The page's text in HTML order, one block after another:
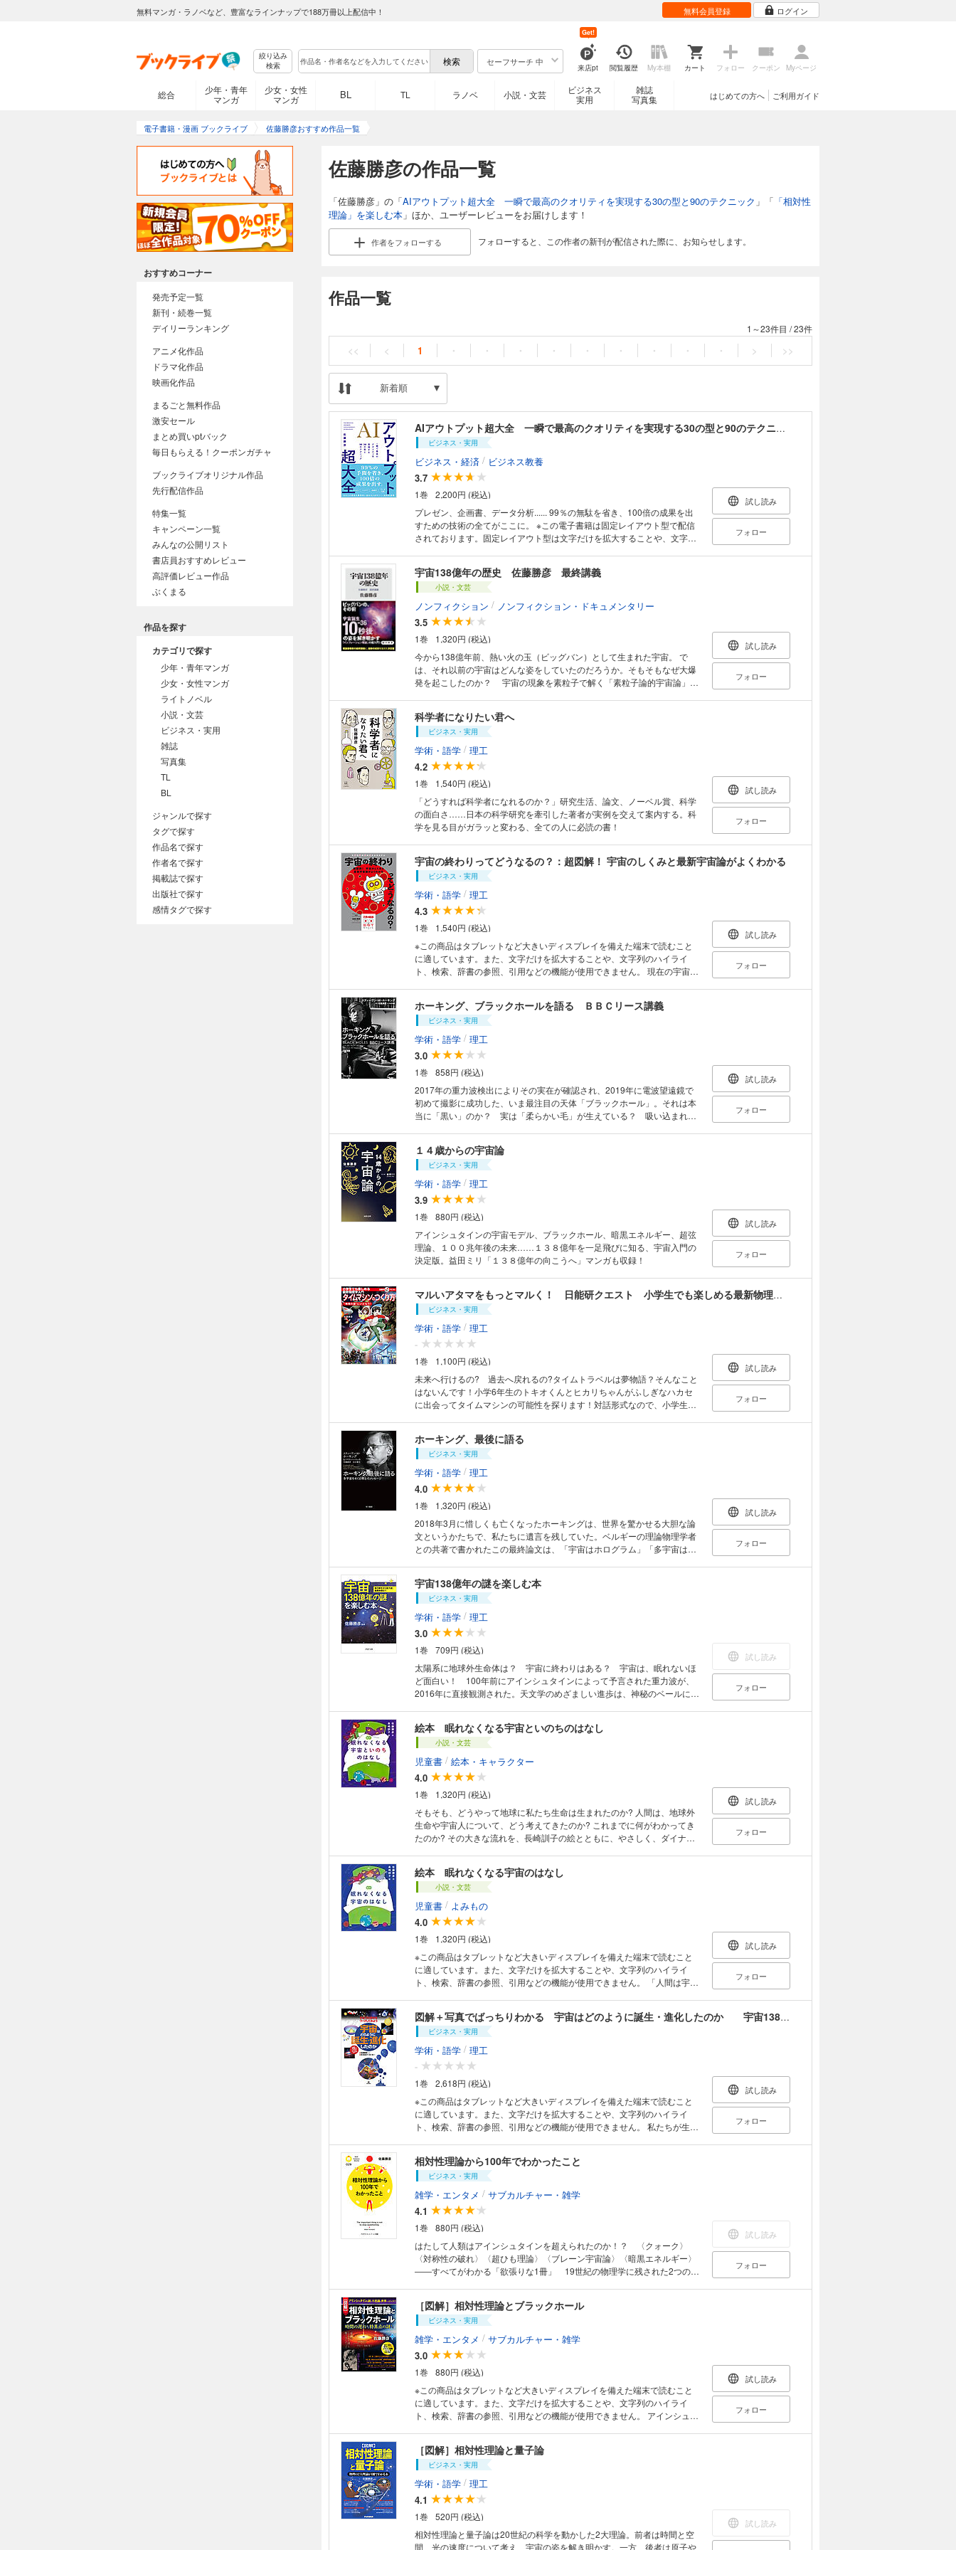
無料マンガ・ラノベなど、豊富なラインナップで188万冊以上配信中！ 無料会員登録 ログイン
絞り込み
検索
セーフサーチ 中
来店pt
Get!
閲覧履歴 My本棚 カート フォロー クーポン Myページ
総合
少年・青年
マンガ
少女・女性
マンガ
BL TL ラノベ 小説・文芸
ビジネス
実用
雑誌
写真集
ご利用ガイド
はじめての方へ
電子書籍・漫画 ブックライブ 佐藤勝彦おすすめ作品一覧
佐藤勝彦の作品一覧
「佐藤勝彦」の「AIアウトプット超大全 一瞬で最高のクオリティを実現する30の型と90のテクニック 」「 「相対性
理論」を楽しむ本 」ほか、ユーザーレビューをお届けします！
作者をフォローする フォローすると、この作者の新刊が配信された際に、お知らせします。
作品一覧
1～23件目 /23件
<< < 1 ・ ・ ・ ・ ・ ・ ・ ・ ・ > >>
新着順
AIアウトプット超大全 一瞬で最高のクオリティを実現する30の型と90のテクニック
ビジネス・実用
ビジネス・経済 / ビジネス教養
3.7
1巻
2,200円 (税込)
プレゼン、企画書、データ分析...... 99％の無駄を省き、100倍の成果を出
すための技術の全てがここに。 ※この電子書籍は固定レイアウト型で配信
されております。固定レイアウト型は文字だけを拡大することや、文字列
で、まるで使い物にならない」 「どの業務をAIに任せればよいか分から
ず、結局自分でやろうとする」 「AIが出力したウソを信じてしまい、恥ず
かしい思いをした」 AI時代のアウトプットに求められるのは「視点」と
「経験」です。 あなたしか知らない情報や、これまでに得た知見をAIと掛
け合わせることで、 AIの回答に人間味と説得力が宿ります。 本書では、AI
アウトプットの生産性とクオリティを劇的に向上させる 30の型と90のテ
クニックをご紹介します。 ※カバー画像が異なる場合があります。
試し読み
フォロー
宇宙138億年の歴史 佐藤勝彦 最終講義
小説・文芸
ノンフィクション / ノンフィクション・ドキュメンタリー
3.5
1巻
1,320円 (税込)
今から138億年前、熱い火の玉（ビッグバン）として生まれた宇宙。 で
は、それ以前の宇宙はどんな姿をしていたのだろうか。そもそもなぜ大爆
発を起こしたのか？ 宇宙の現象を素粒子で解く「素粒子論的宇宙論」に
して益川敏英、小林誠などノーベル賞学者との出会いと共同研究など、研
究の軌跡を辿りながら最新宇宙像に迫る最終講義の全記録。
試し読み
フォロー
科学者になりたい君へ
ビジネス・実用
学術・語学 / 理工
4.2
1巻
1,540円 (税込)
「どうすれば科学者になれるのか？」研究生活、論文、ノーベル賞、科学
の面白さ……日本の科学研究を牽引した著者が実例を交えて案内する。科
学を見る目がガラッと変わる、全ての人に必読の書！
試し読み
フォロー
宇宙の終わりってどうなるの？：超図解！ 宇宙のしくみと最新宇宙論がよくわかる
ビジネス・実用
学術・語学 / 理工
4.3
1巻
1,540円 (税込)
※この商品はタブレットなど大きいディスプレイを備えた端末で読むこと
に適しています。また、文字だけを拡大することや、文字列のハイライ
ト、検索、辞書の参照、引用などの機能が使用できません。 現在の宇宙の
宇宙の謎がどう解かれ、どんな謎が残っているかを楽しんでください」
――東京大学名誉教授 佐藤勝彦（「はじめに」より） 今から138億年
前、宇宙はビッグバンによって誕生しました。 現在、宇宙はどこまでわか
っているのでしょうか。 この先、私たちが住む地球、太陽、そして宇宙は
どうなっていくのでしょうか。 最新の宇宙理論によると、宇宙の終わり
は、 「ゆっくり膨張して冷える」 「1点に集まってつぶれる」 「引き裂か
れてバラバラになる」 「子ども宇宙が生まれる」 などのシナリオが考え
られています。 この本では、現在の地球・太陽系・宇宙の姿、138億年前
の宇宙誕生の瞬間から、10の100乗年後の宇宙の未来までをイラストや写
真でわかりやすく解説しました。 案内役は、物知り「ミライネコ」と、何
でも知りたがり「チュータ」の二人。 壮大な宇宙の歴史に思いをはせなが
ら、最新の宇宙の姿に触れてみてください。 ＜概要＞ Part 1 地球の現
在・過去・未来 地球はどうやって生まれて、どうやって今の姿になったん
地球の素顔や歴史を探っていこう。 Part 2 太陽系の現在・過去・未来 太
陽や太陽系の惑星は、宇宙を漂うガスやちりから生まれたんだ。 今の太陽
は、人間でいえば50歳くらい。 これから老人になって、やがて終わりを
太陽系は、天の川銀河という星の大星団の一員なんだ。 七夕でおなじみの
あの天の川だよ。 天の川銀河の中心には、超巨大ブラックホールが隠れて
いるんだ。 Part 4 宇宙の現在・過去・未来 宇宙は今から約138億年前、
原子よりも小さな存在から生まれたよ。 それからすぐに急膨張して、今も
少しずつ膨張を続けている。 宇宙は果たして、これからどうなるんだろ
う？ ■「子供の科学★ミライサイエンス」シリーズについて 1924年創刊
の月刊誌『子供の科学』が、未来を生きる子供たちにとって大切な科学を
楽しく、わかりやすく紹介するシリーズです。
試し読み
フォロー
ホーキング、ブラックホールを語る ＢＢＣリース講義
ビジネス・実用
学術・語学 / 理工
3.0
1巻
858円 (税込)
2017年の重力波検出によりその実在が確認され、2019年に電波望遠鏡で
初めて撮影に成功した、いま最注目の天体「ブラックホール」。それは本
当に「黒い」のか？ 実は「柔らかい毛」が生えている？ 吸い込まれた
な名講義。理解を助ける楽しいイラスト満載！ 監修:佐藤勝彦
試し読み
フォロー
１４歳からの宇宙論
ビジネス・実用
学術・語学 / 理工
3.9
1巻
880円 (税込)
アインシュタインの宇宙モデル、ブラックホール、暗黒エネルギー、超弦
理論、１００兆年後の未来……１３８億年を一足飛びに知る、宇宙入門の
決定版。益田ミリ「１３８億年の向こうへ」マンガも収録！
試し読み
フォロー
マルいアタマをもっとマルく！ 日能研クエスト 小学生でも楽しめる最新物理学入門 タイムマシンのつくり方 “時間の謎”にいどもう！
ビジネス・実用
学術・語学 / 理工
-
1巻
1,100円 (税込)
未来へ行けるの? 過去へ戻れるの?タイムトラベルは夢物語？そんなこと
はないんです！小学6年生のトキオくんとヒカリちゃんがふしぎなハカセ
に出会ってタイムマシンの可能性を探ります！対話形式なので、小学生で
理解できる物理学の入門書としておすすめです！・時間と空間は伸びちぢ
みする! ・動いているものの時間は遅くなる! ・光のスピードはどんなとき
も変わらない・超高速ロケットで宇宙旅行をすると未来へ行ける!?・ワー
ムホールとブラックホールのちがいは？・タイムパラドックスは解決でき
る？
試し読み
フォロー
ホーキング、最後に語る
ビジネス・実用
学術・語学 / 理工
4.0
1巻
1,320円 (税込)
2018年3月に惜しくも亡くなったホーキングは、世界を驚かせる大胆な論
文というかたちで、私たちに遺言を残していた。ベルギーの理論物理学者
との共著で書かれたこの最終論文は、「宇宙はホログラム」「多宇宙は無
ューと、ホーキングと個人的につながりのあった日本の研究者、佐藤勝
彦・白水徹也による本格解説を収録。論文の意義とそこにいたる博士の足
跡をたどる、日本オリジナル編集の解説書。
試し読み
フォロー
宇宙138億年の謎を楽しむ本
ビジネス・実用
学術・語学 / 理工
3.0
1巻
709円 (税込)
太陽系に地球外生命体は？ 宇宙に終わりはある？ 宇宙は、眠れないほ
ど面白い！ 100年前にアインシュタインによって予言された重力波が、
2016年に直接観測された。天文学のめざましい進歩は、神秘のベールに包
バン理論やインフレーション理論といった最新宇宙論までを、図解ととも
にやさしく講義。宇宙研究の最前線を手軽に体感できる一冊。 （内容
例）●ブラックホールの合体で生まれた重力波 ●宇宙は無数に存在す
る？ ●「スーパーフレア」が地球を襲う？ ●太陽に一番近い水星に大量
の氷が存在する？ ●新たな太陽系第九惑星は見つかるか？ ●暗黒物質の
正体に迫る
試し読み
フォロー
絵本 眠れなくなる宇宙といのちのはなし
小説・文芸
児童書 / 絵本・キャラクター
4.0
1巻
1,320円 (税込)
そもそも、どうやって地球に私たち生命は生まれたのか? 人間は、地球外
生命や宇宙人について、どう考えてきたのか? これまでに何がわかってき
たのか? その大きな流れを、長崎訓子の絵とともに、やさしく、ダイナミ
読者でも大きな流れを概観することができます。※この商品は紙の書籍の
ページを画像にした電子書籍です。文字だけを拡大することはできません
ので、タブレットサイズの端末での閲読を推奨します。また、文字列のハ
イライトや検索、辞書の参照、引用などの機能も使用できません。
試し読み
フォロー
絵本 眠れなくなる宇宙のはなし
小説・文芸
児童書 / よみもの
4.0
1巻
1,320円 (税込)
※この商品はタブレットなど大きいディスプレイを備えた端末で読むこと
に適しています。また、文字だけを拡大することや、文字列のハイライ
ト、検索、辞書の参照、引用などの機能が使用できません。 「人間は宇宙
宙観から、今年測定されたばかりの重力波まで、やさしい語り口と魅力的
なイラストで、小学生の読者でも大きな流れを概観することができます。
ベストセラーになった『眠れなくなる宇宙のはなし』（宝島社）の絵本
版。
試し読み
フォロー
図解＋写真でばっちりわかる 宇宙はどのように誕生・進化したのか 宇宙138億年をワープしてみよう
ビジネス・実用
学術・語学 / 理工
-
1巻
2,618円 (税込)
※この商品はタブレットなど大きいディスプレイを備えた端末で読むこと
に適しています。また、文字だけを拡大することや、文字列のハイライ
ト、検索、辞書の参照、引用などの機能が使用できません。 私たちが生き
でしょうか？ 宇宙は無限の未来まで存在するのか，それともいつか消滅
するのでしょうか──こうした根源的な疑問にとり組む科学を「宇宙論」
と呼びます。現在の理論では，宇宙はいまから138億年ほど前に突
如“無”から生まれたとされています。以来，宇宙はたえずふくらみ続け，
その中で銀河や星々が誕生し，大きな星々は超新星となって死んでいきま
した。私たちの体は，このとき超新星が生み出した元素からつくられてい
るのです。本書はこうした宇宙の壮大な歴史を最新科学で解き明かしてい
きます。
試し読み
フォロー
相対性理論から100年でわかったこと
ビジネス・実用
雑学・エンタメ / サブカルチャー・雑学
4.1
1巻
880円 (税込)
はたして人類はアインシュタインを超えられたのか！？ 〈クォーク〉
〈対称性の破れ〉〈超ひも理論〉〈ブレーン宇宙論〉〈暗黒エネルギー〉
――すべてがわかる「欲張りな1冊」 19世紀の物理学に残された2つの暗
子より小さな世界まで、すべての「物の理」をめぐる人類の冒険は始まっ
た。それから100年、日本人のノーベル賞受賞も相次いだ素粒子論と宇宙
論。ミクロとマクロの極限はどこまで見えたのか。専門知識なしでも楽し
める現代物理学のあらすじ。【ミクロとマクロの極限をめぐる冒険】相対
性理論：アインシュタインのいったい何がすごいのか？／量子論：パラレ
ルワールドは存在するのか？／素粒子論：日本人がこの分野で大活躍でき
るワケとは？／宇宙論：最大の謎・暗黒エネルギーの正体とは？ etc.
試し読み
フォロー
［図解］相対性理論とブラックホール
ビジネス・実用
雑学・エンタメ / サブカルチャー・雑学
3.0
1巻
880円 (税込)
※この商品はタブレットなど大きいディスプレイを備えた端末で読むこと
に適しています。また、文字だけを拡大することや、文字列のハイライ
ト、検索、辞書の参照、引用などの機能が使用できません。 アインシュタ
書の内容例を挙げると、◎第一章 3項目でわかる相対性理論ダイジェス
ト……相対性理論とはどんな理論か？ ◎第二章 絶対なのは光の速度・特
殊相対性理論の世界……時間や空間は絶対ではなかった ◎第三章 重力の
秘密を暴く。一般相対性理論の世界……重力を生みだすのは曲がった時空
だった ◎第四章 ブラックホールとワームホールの不思議……重力波をつ
かって別の宇宙へ情報を送る等々 数学、物理が苦手な人でも、イラスト
図解だから手に取るようにわかる。
試し読み
フォロー
［図解］相対性理論と量子論
ビジネス・実用
学術・語学 / 理工
4.1
1巻
520円 (税込)
相対性理論と量子論は20世紀の科学を動かした2大理論。前者は時間と空
間、光の速度について考え、宇宙の姿を解き明かす。一方、後者は原子や
試し読み
おすすめコーナー
発売予定一覧
新刊・続巻一覧
デイリーランキング
アニメ化作品
ドラマ化作品
映画化作品
まるごと無料作品
激安セール
まとめ買いptバック
毎日もらえる！クーポンガチャ
ブックライブオリジナル作品
先行配信作品
特集一覧
キャンペーン一覧
みんなの公開リスト
書店員おすすめレビュー
高評価レビュー作品
ぶくまる
作品を探す
カテゴリで探す
少年・青年マンガ
少女・女性マンガ
ライトノベル
小説・文芸
ビジネス・実用
雑誌
写真集
TL
BL
ジャンルで探す
タグで探す
作品名で探す
作者名で探す
掲載誌で探す
出版社で探す
感情タグで探す